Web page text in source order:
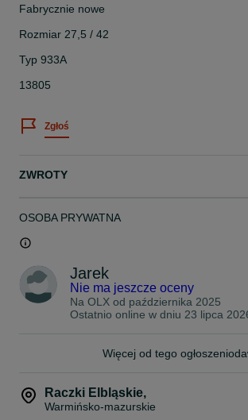
Fabrycznie nowe
Rozmiar 27,5 / 42
Typ 933A
13805
Zgłoś
ZWROTY
OSOBA PRYWATNA
Jarek
Nie ma jeszcze oceny
Na OLX od października 2025
Ostatnio online w dniu 23 lipca
Więcej od tego
Raczki Elbląskie,
Warmińsko-mazurskie